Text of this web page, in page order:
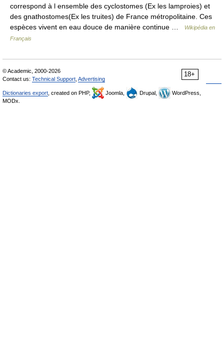
correspond à l ensemble des cyclostomes (Ex les lamproies) et
des gnathostomes(Ex les truites) de France métropolitaine. Ces
espèces vivent en eau douce de manière continue …
Wikipédia en
Français
18+
© Academic, 2000-2026
Contact us: Technical Support Advertising
Dictionaries export , created on PHP, Joomla, Drupal,
WordPress,
MODx.